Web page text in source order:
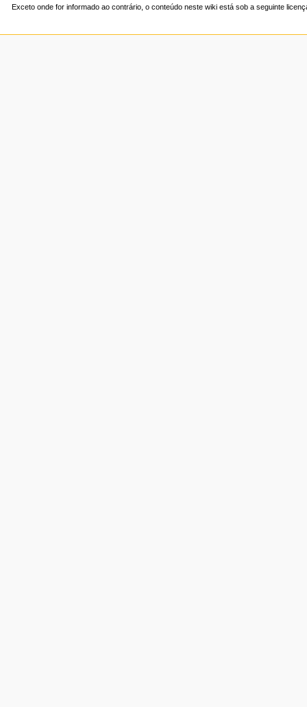
Exceto onde for informado ao contrário, o conteúdo neste wiki está sob a seguinte